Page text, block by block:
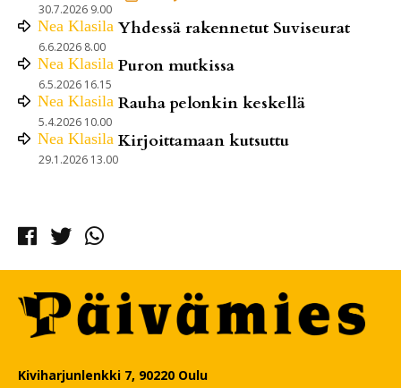
30.7.2026 9.00
Nea Klasila Yhdessä rakennetut Suviseurat
6.6.2026 8.00
Nea Klasila Puron mutkissa
6.5.2026 16.15
Nea Klasila Rauha pelonkin keskellä
5.4.2026 10.00
Nea Klasila Kirjoittamaan kutsuttu
29.1.2026 13.00
Facebook
TwitterWhatsapp
Kiviharjunlenkki 7, 90220 Oulu